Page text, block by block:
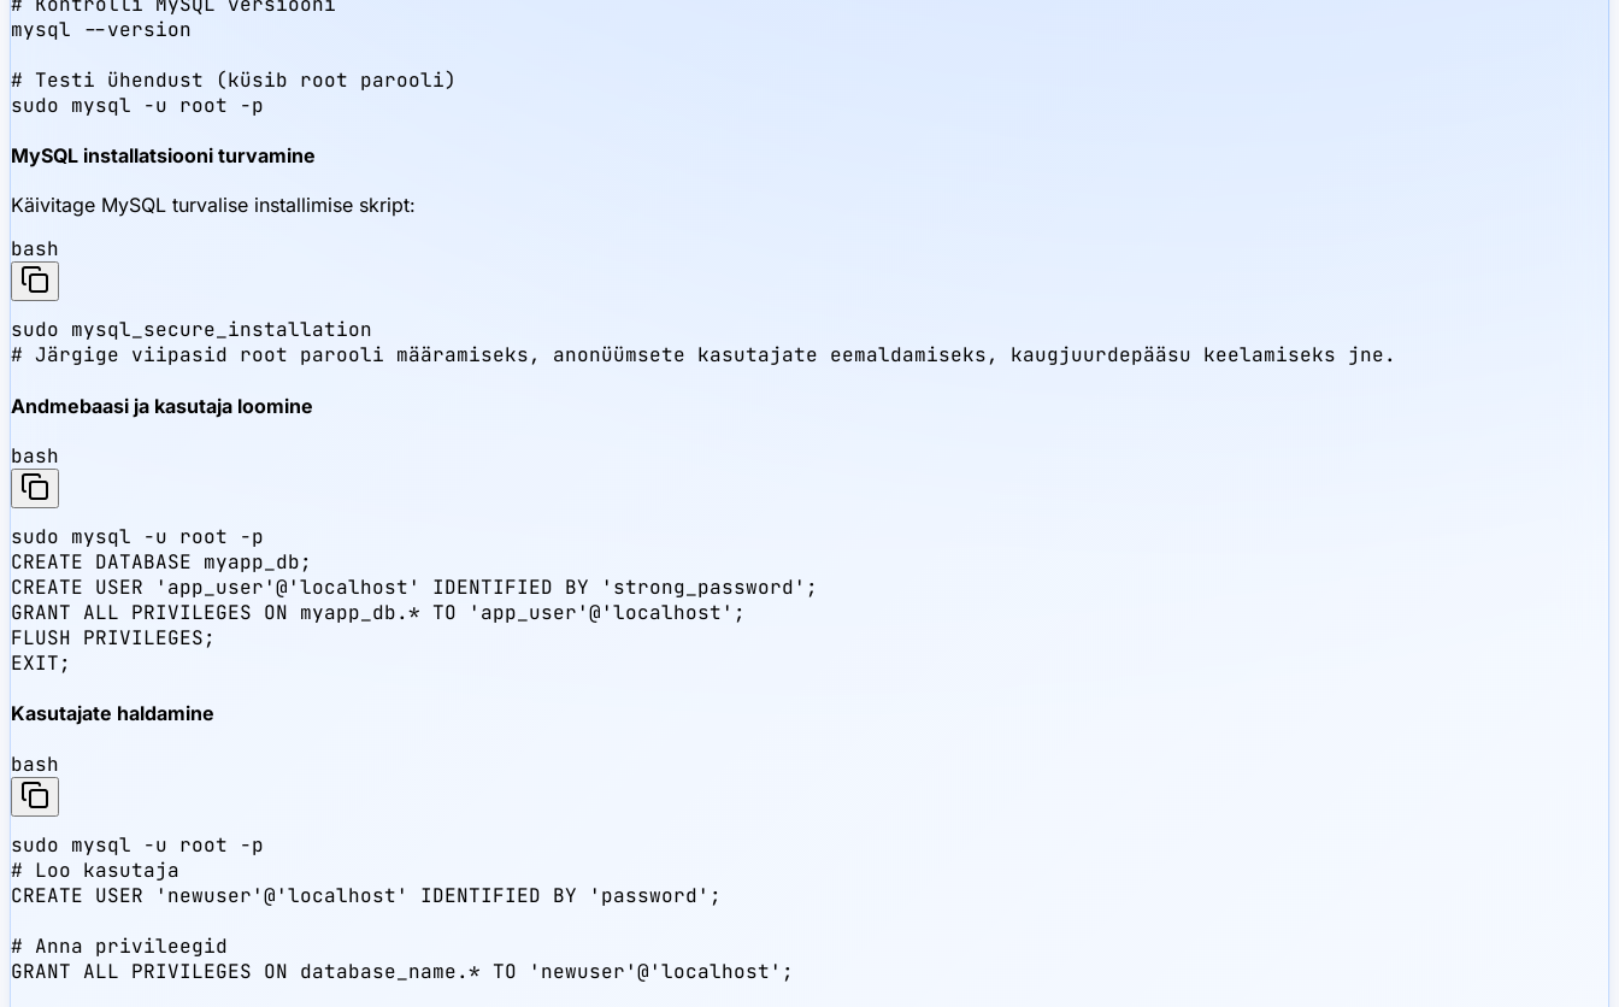
mysql --version
# Testi ühendust (küsib root parooli)
sudo mysql -u root -p
MySQL installatsiooni turvamine
Käivitage MySQL turvalise installimise skript:
bash
sudo mysql_secure_installation
# Järgige viipasid root parooli määramiseks, anonüümsete kasutajate eemaldamiseks, kaugjuurdepääsu keelamiseks jne.
Andmebaasi ja kasutaja loomine
bash
sudo mysql -u root -p
CREATE DATABASE myapp_db;
CREATE USER 'app_user'@'localhost' IDENTIFIED BY 'strong_password';
GRANT ALL PRIVILEGES ON myapp_db.* TO 'app_user'@'localhost';
FLUSH PRIVILEGES;
EXIT;
Kasutajate haldamine
bash
sudo mysql -u root -p
# Loo kasutaja
CREATE USER 'newuser'@'localhost' IDENTIFIED BY 'password';
# Anna privileegid
GRANT ALL PRIVILEGES ON database_name.* TO 'newuser'@'localhost';